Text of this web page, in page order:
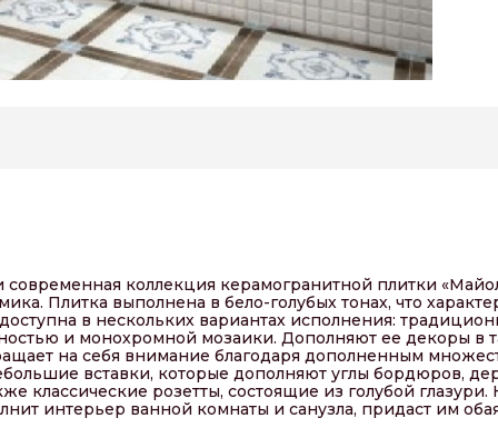
коллекция керамогранитной плитки
Плитка выполнена в бело-голубых тонах, что
в нескольких вариантах исполнения:
и монохромной мозаики. Дополняют ее декоры в
на себя внимание благодаря дополненным
вставки, которые дополняют углы бордюров,
классические розетты, состоящие из голубой
интерьер ванной комнаты и санузла, придаст им